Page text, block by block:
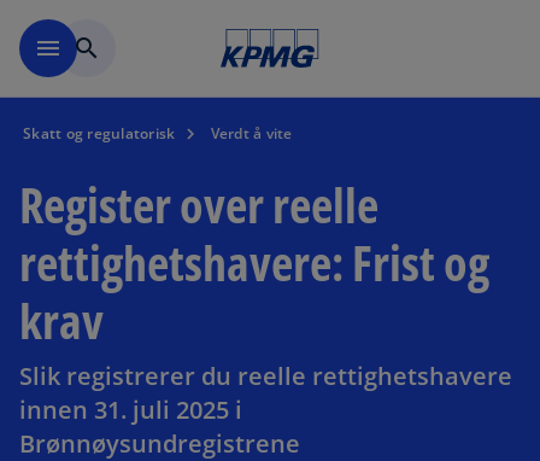
menu search
Skatt og regulatorisk Verdt å vite
Register over reelle
rettighetshavere: Frist og
krav
Slik registrerer du reelle rettighetshavere
innen 31. juli 2025 i
Brønnøysundregistrene